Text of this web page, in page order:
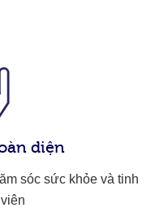
diện
sóc sức khỏe và tinh